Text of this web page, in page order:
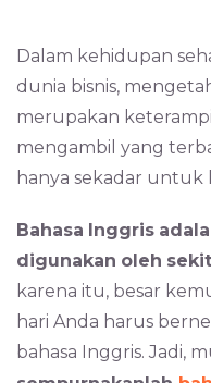
Dalam kehidupan
dunia bisnis,
merupakan
mengambil yang
hanya sekadar
Bahasa Inggris
digunakan oleh
karena itu, besar
hari Anda harus
bahasa Inggris. Jadi,